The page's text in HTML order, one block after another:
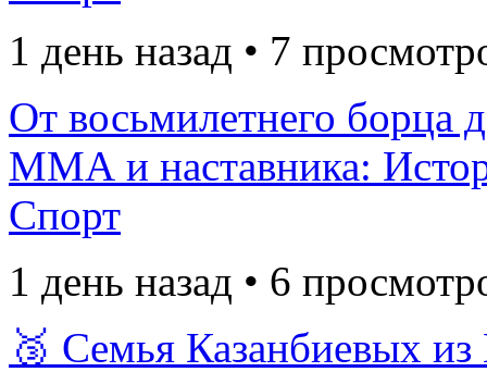
1 день назад • 7
От восьмилетнего борца
ММА и наставника:
Спорт
1 день назад • 6
🥉 Семья Казанбиевых